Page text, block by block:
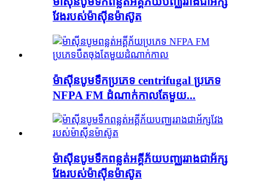
វែងរបស់ម៉ាស៊ីនម៉ាស៊ូត
ម៉ាស៊ីនបូមទឹកប្រភេទ centrifugal ប្រភេទ
NFPA FM ដំណាក់កាលតែមួយ...
ម៉ាស៊ីនបូមទឹកពន្លត់អគ្គីភ័យបញ្ឈររាងជាអ័ក្ស
វែងរបស់ម៉ាស៊ីនម៉ាស៊ូត